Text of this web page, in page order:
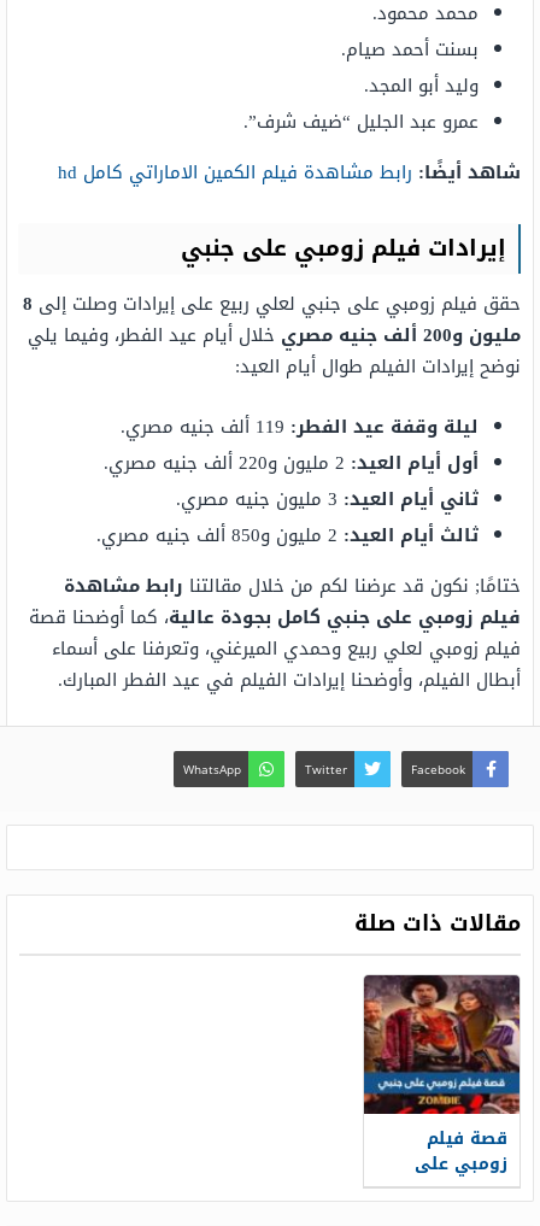
محمد محمود.
بسنت أحمد صيام.
وليد أبو المجد.
عمرو عبد الجليل “ضيف شرف”.
شاهد أيضًا: رابط مشاهدة فيلم الكمين الاماراتي كامل hd
إيرادات فيلم زومبي على جنبي
حقق فيلم زومبي على جنبي لعلي ربيع على إيرادات وصلت إلى 8
مليون و200 ألف جنيه مصري
خلال أيام عيد الفطر، وفيما يلي
نوضح إيرادات الفيلم طوال أيام العيد:
ليلة وقفة عيد الفطر:
أول أيام العيد:
ثاني أيام العيد:
ثالث أيام العيد:
ختامًا; نكون قد عرضنا لكم من خلال مقالتنا رابط مشاهدة
فيلم زومبي على جنبي كامل بجودة عالية، كما أوضحنا قصة
فيلم زومبي لعلي ربيع وحمدي الميرغني، وتعرفنا على أسماء
أبطال الفيلم، وأوضحنا إيرادات الفيلم في عيد الفطر المبارك.
Facebook
Twitter
WhatsApp
مقالات ذات صلة
قصة فيلم
زومبي على
جنبي علي ربيع